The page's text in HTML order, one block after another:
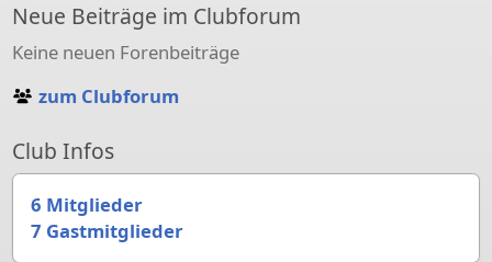
Neue Beiträge im Clubforum
Keine neuen Forenbeiträge
zum Clubforum
Club Infos
6 Mitglieder
7 Gastmitglieder